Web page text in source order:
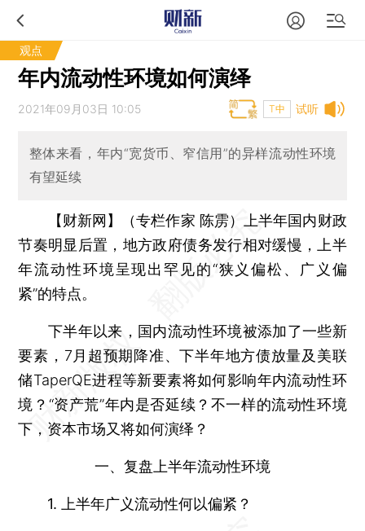
观点
年内流动性环境如何演绎
试听
2021年09月03日 10:05 T中
整体来看，年内“宽货币、窄信用”的异样流动性环境
有望延续
【财新网】（专栏作家 陈雳）
上半年国内财政
节奏明显后置，地方政府债务发行相对缓慢，上半
年流动性环境呈现出罕见的“狭义偏松、广义偏
紧”的特点。
下半年以来，国内流动性环境被添加了一些新
要素，7月超预期降准、下半年地方债放量及美联
储TaperQE进程等新要素将如何影响年内流动性环
境？“资产荒”年内是否延续？不一样的流动性环境
下，资本市场又将如何演绎？
一、复盘上半年流动性环境
1. 上半年广义流动性何以偏紧？